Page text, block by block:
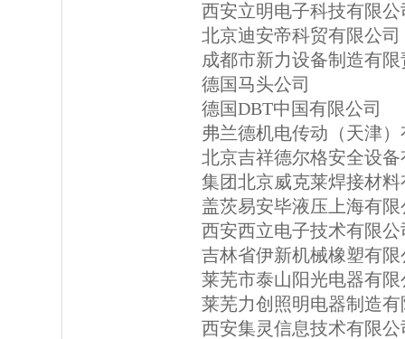
西安立明电子科技有限公
北京迪安帝科贸有限公司
成都市新力设备制造有
德国马头公司
德国DBT中国有限公司
弗兰德机电传动（天津
北京吉祥德尔格安全设
集团北京威克莱焊接材
盖茨易安毕液压上海有限
西安西立电子技术有限公
吉林省伊新机械橡塑有限
莱芜市泰山阳光电器有限
莱芜力创照明电器制造有
西安集灵信息技术有限公